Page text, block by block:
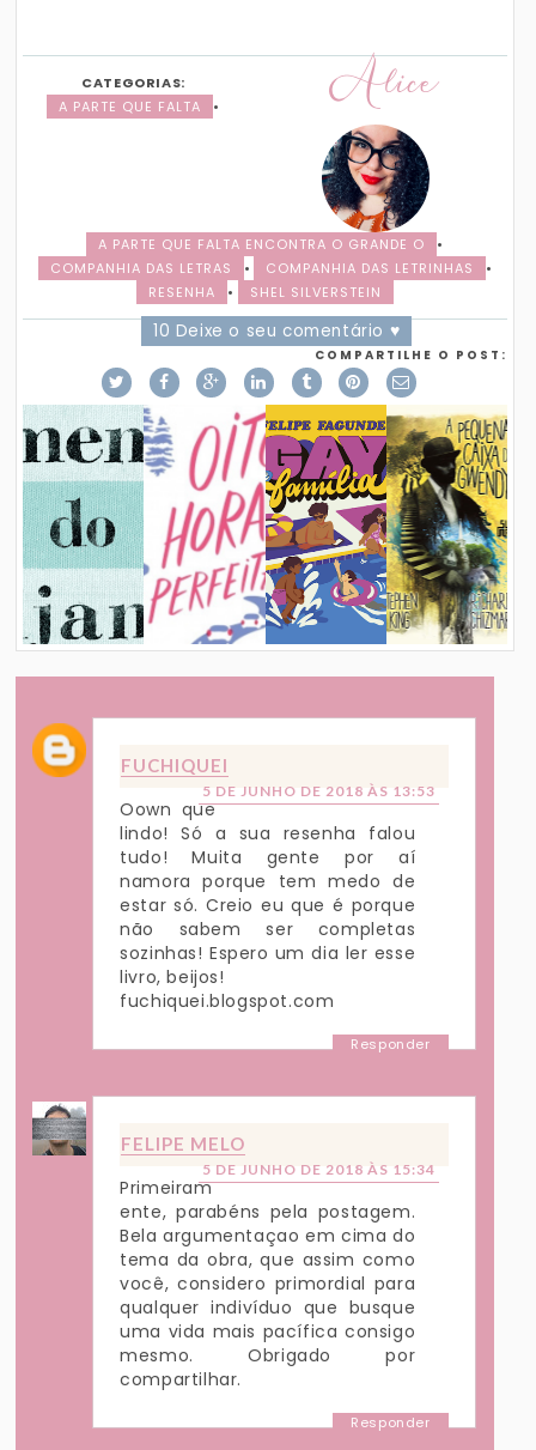
Alice
CATEGORIAS:
A PARTE QUE FALTA
•
A PARTE QUE FALTA ENCONTRA O GRANDE O
•
COMPANHIA DAS LETRAS
• COMPANHIA DAS LETRINHAS
•
RESENHA
• SHEL SILVERSTEIN
10 Deixe o seu comentário ♥
COMPARTILHE O POST:
FUCHIQUEI
5 DE JUNHO DE 2018 ÀS 13:53
Oown que
lindo! Só a sua resenha falou
tudo! Muita gente por aí
namora porque tem medo de
estar só. Creio eu que é porque
não sabem ser completas
sozinhas! Espero um dia ler esse
livro, beijos!
fuchiquei.blogspot.com
Responder
FELIPE MELO
5 DE JUNHO DE 2018 ÀS 15:34
Primeiram
ente, parabéns pela postagem.
Bela argumentaçao em cima do
tema da obra, que assim como
você, considero primordial para
qualquer indivíduo que busque
uma vida mais pacífica consigo
mesmo. Obrigado por
compartilhar.
Responder